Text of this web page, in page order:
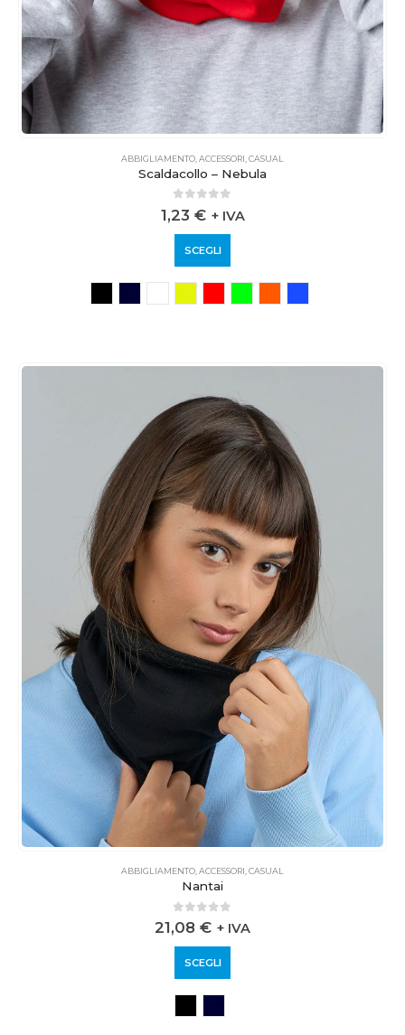
ABBIGLIAMENTO ACCESSORI CASUAL
Scaldacollo – Nebula
0 out of 5
1,23 € + IVA
SCEGLI
ABBIGLIAMENTO,ACCESSORI ,CASUAL
Nantai
0out of 5
21,08 € + IVA
SCEGLI